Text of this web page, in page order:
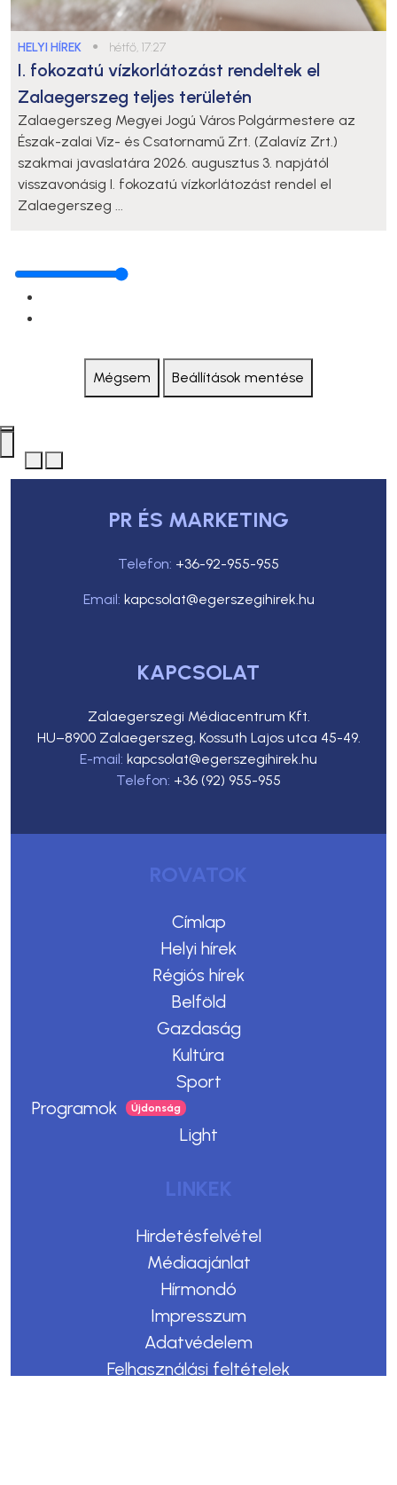
HELYI HÍREK ● hétfő, 17:27
I. fokozatú vízkorlátozást rendeltek el
Zalaegerszeg teljes területén
Zalaegerszeg Megyei Jogú Város Polgármestere az
Észak-zalai Víz- és Csatornamű Zrt. (Zalavíz Zrt.)
szakmai javaslatára 2026. augusztus 3. napjától
visszavonásig I. fokozatú vízkorlátozást rendel el
Zalaegerszeg ...
Mégsem Beállítások mentése
PR ÉS MARKETING
Telefon: +36-92-955-955
Email: kapcsolat@egerszegihirek.hu
KAPCSOLAT
Zalaegerszegi Médiacentrum Kft.
HU–8900 Zalaegerszeg, Kossuth Lajos utca 45-49.
E-mail: kapcsolat@egerszegihirek.hu
Telefon: +36 (92) 955-955
ROVATOK
Címlap
Helyi hírek
Régiós hírek
Belföld
Gazdaság
Kultúra
Sport
Programok
Light
LINKEK
Hirdetésfelvétel
Médiaajánlat
Hírmondó
Impresszum
Adatvédelem
Felhasználási feltételek